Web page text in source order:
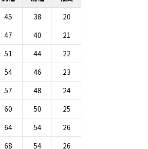
45 38
20
47 40
21
51 44
22
54 46
23
57 48
24
60 50
25
64 54
26
68 54 26